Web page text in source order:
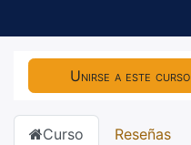
Unirse a este curso
Curso Reseñas